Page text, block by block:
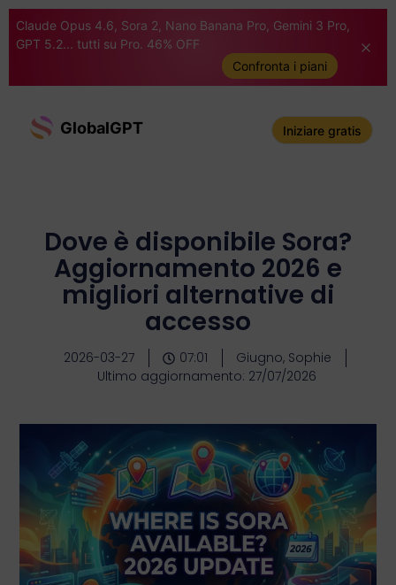
Claude Opus 4.6, Sora 2, Nano Banana Pro, Gemini 3 Pro,
GPT 5.2... tutti su Pro. 46% OFF
Confronta i piani
GlobalGPT Iniziare gratis
Dove è disponibile Sora?
Aggiornamento 2026 e
migliori alternative di
accesso
2026-03-27 07:01
Giugno, Sophie
Ultimo aggiornamento: 27/07/2026